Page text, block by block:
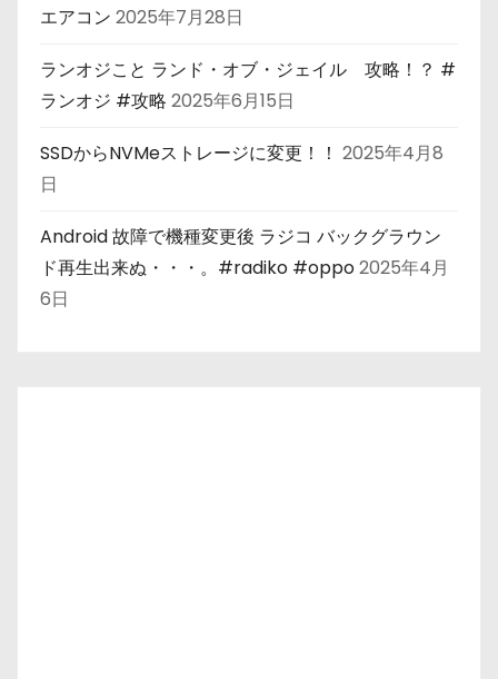
エアコン 2025年7月28日
ランオジこと ランド・オブ・ジェイル 攻略！？ #
ランオジ #攻略 2025年6月15日
SSDからNVMeストレージに変更！！ 2025年4月8
日
Android 故障で機種変更後 ラジコ バックグラウン
ド再生出来ぬ・・・。#radiko #oppo2025年4月
6日